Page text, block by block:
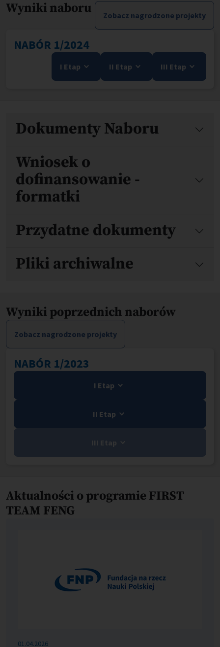
Wyniki naboru Zobacz nagrodzone projekty
NABÓR 1/2024
I Etap II Etap III Etap
Pliki
Dokumenty Naboru
Wniosek o
dofinansowanie -
formatki
Przydatne dokumenty
Pliki archiwalne
Wyniki poprzednich naborów
Zobacz nagrodzone projekty
NABÓR 1/2023
I Etap
II Etap
III Etap
Aktualności o programie FIRST
TEAM FENG
01.04.2026